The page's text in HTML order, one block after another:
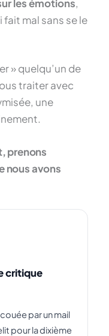
les émotions,
mal sans se le
» quelqu’un de
traiter avec
une
prenons
nous avons
critique
par un mail
pour la dixième